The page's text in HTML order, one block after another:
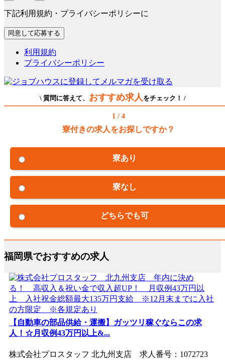
下記利用規約・プライバシーポリシーに
利用規約
プライバシーポリシー
\ 質問に答えて、 おすすめ求人をチェック！ /
1 / 4
寮付きの求人をお探しですか？
寮あり
寮なし
どちらでも可
福岡県でおすすめの求人
【自動車の部品供給・運搬】ガッツリ稼ぐならこの求
人！☆月収例43万円以上&...
株式会社プロスタッフ 北九州支店 求人番号：1072723